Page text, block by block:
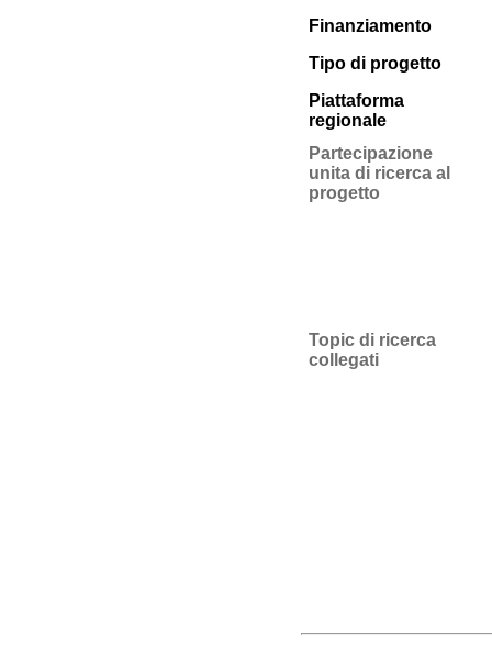
Finanziamento
Tipo di progetto
Piattaforma
regionale
Partecipazione
unita di ricerca al
progetto
Topic di ricerca
collegati